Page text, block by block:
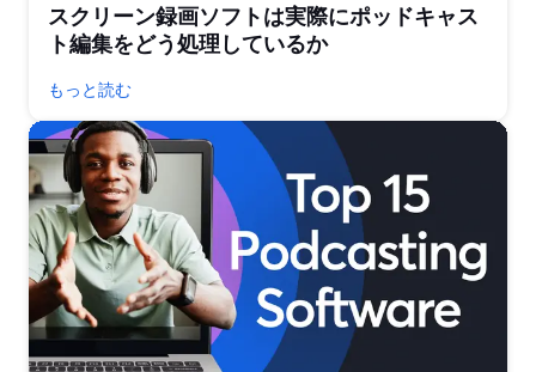
スクリーン録画ソフトは実際にポッドキャス
ト編集をどう処理しているか
もっと読む